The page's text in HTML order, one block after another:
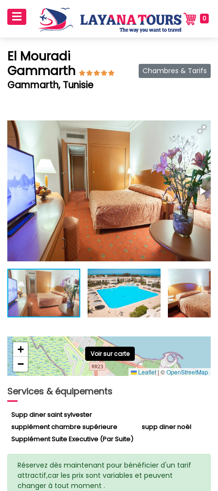
0
El Mouradi
Gammarth
Gammarth, Tunisie
Chambres & Tarifs
+
−
Leaflet | ©OpenStreetMap
Voir sur carte
Services & équipements
Supp diner saint sylvester
supplément chambre supérieure
supp diner noël
Supplément Suite Executive (Par Suite)
Réservez dès maintenant pour bénéficier d'un tarif
attractif,car les prix sont variables et peuvent
changer à tout moment .